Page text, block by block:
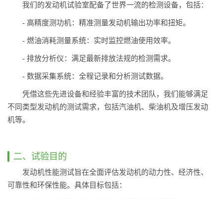
我们的发动机试验室配备了世界一流的检测设备，包括：
- 高精度测功机：精准测量发动机输出功率和扭矩。
- 燃油消耗测量系统：实时监控燃油使用效率。
- 排放分析仪：满足最新排放法规的检测需求。
- 数据采集系统：全程记录和分析测试数据。
凭借这些先进设备和经验丰富的技术团队，我们能够满足
不同类型发动机的测试需求，包括汽油机、柴油机及增压发动
机等。
二、试验目的
发动机性能测试旨在全面评估发动机的动力性、经济性、
可靠性和环保性能。具体目标包括：